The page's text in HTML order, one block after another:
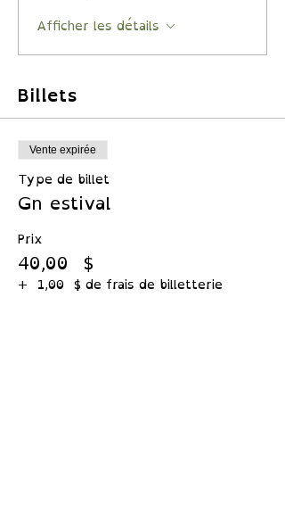
Afficher les détails
Billets
Vente expirée
Type de billet
Gn estival
Prix
40,00 $
+ 1,00 $ de frais de billetterie